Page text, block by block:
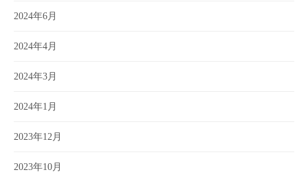
2024年6月
2024年4月
2024年3月
2024年1月
2023年12月
2023年10月